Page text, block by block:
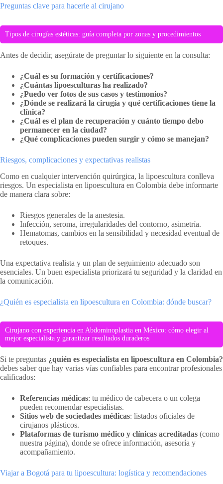
Preguntas clave para hacerle al cirujano
Tipos de cirugías estéticas: guía completa por zonas y procedimientos
Antes de decidir, asegúrate de preguntar lo siguiente en la consulta:
¿Cuál es su formación y certificaciones?
¿Cuántas lipoesculturas ha realizado?
¿Puedo ver fotos de sus casos y testimonios?
¿Dónde se realizará la cirugía y qué certificaciones tiene la
clínica?
¿Cuál es el plan de recuperación y cuánto tiempo debo
permanecer en la ciudad?
¿Qué complicaciones pueden surgir y cómo se manejan?
Riesgos, complicaciones y expectativas realistas
Como en cualquier intervención quirúrgica, la lipoescultura conlleva
riesgos. Un especialista en lipoescultura en Colombia debe informarte
de manera clara sobre:
Riesgos generales de la anestesia.
Infección, seroma, irregularidades del contorno, asimetría.
Hematomas, cambios en la sensibilidad y necesidad eventual de
retoques.
Una expectativa realista y un plan de seguimiento adecuado son
esenciales. Un buen especialista priorizará tu seguridad y la claridad en
la comunicación.
¿Quién es especialista en lipoescultura en Colombia: dónde buscar?
Cirujano con experiencia en Abdominoplastia en México: cómo elegir al
mejor especialista y garantizar resultados duraderos
Si te preguntas ¿quién es especialista en lipoescultura en Colombia?
debes saber que hay varias vías confiables para encontrar profesionales
calificados:
Referencias médicas: tu médico de cabecera o un colega
pueden recomendar especialistas.
Sitios web de sociedades médicas: listados oficiales de
cirujanos plásticos.
Plataformas de turismo médico y clínicas acreditadas (como
nuestra página), donde se ofrece información, asesoría y
acompañamiento.
Viajar a Bogotá para tu lipoescultura: logística y recomendaciones